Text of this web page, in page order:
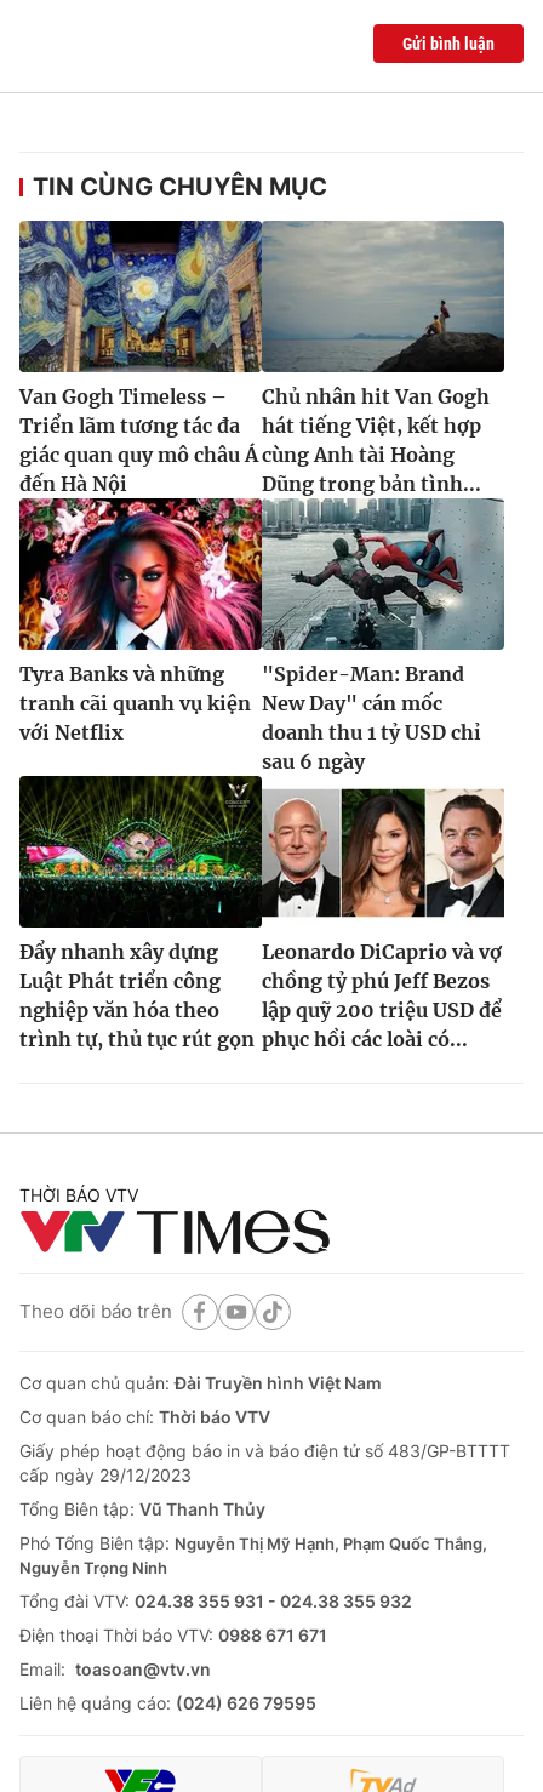
Gửi bình luận
TIN CÙNG CHUYÊN MỤC
Van Gogh Timeless –
Triển lãm tương tác đa
giác quan quy mô châu Á
đến Hà Nội
Chủ nhân hit Van Gogh
hát tiếng Việt, kết hợp
cùng Anh tài Hoàng
Dũng trong bản tình...
Tyra Banks và những
tranh cãi quanh vụ kiện
với Netflix
"Spider-Man: Brand
New Day" cán mốc
doanh thu 1 tỷ USD chỉ
sau 6 ngày
Đẩy nhanh xây dựng
Luật Phát triển công
nghiệp văn hóa theo
trình tự, thủ tục rút gọn
Leonardo DiCaprio và vợ
chồng tỷ phú Jeff Bezos
lập quỹ 200 triệu USD để
phục hồi các loài có...
THỜI BÁO VTV
Theo dõi báo trên
Cơ quan chủ quản:Đài Truyền hình Việt Nam
Cơ quan báo chí: Thời báo VTV
Giấy phép hoạt động báo in và báo điện tử số 483/GP-BTTTT
cấp ngày 29/12/2023
Tổng Biên tập: Vũ Thanh Thủy
Phó Tổng Biên tập: Nguyễn Thị Mỹ Hạnh, Phạm Quốc Thắng,
Nguyễn Trọng Ninh
Tổng đài VTV: 024.38 355 931 - 024.38 355 932
Ðiện thoại Thời báo VTV: 0988 671 671
Email: toasoan@vtv.vn
Liên hệ quảng cáo: (024) 626 79595